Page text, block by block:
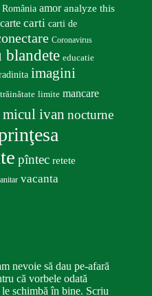
amor analyze this
carte carti carti de
Coronavirus
blandete educatie
imagini
limite mancare
micul ivan nocturne
pîntec retete
vacanta
nevoie să dau pe-afară
că vorbele odată
schimbă în bine. Scriu